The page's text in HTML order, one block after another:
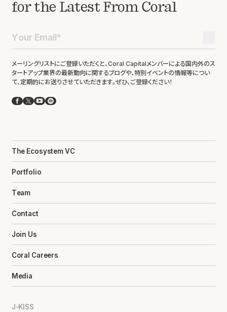
for the Latest From Coral
メーリングリストにご登録いただくと、Coral Capitalメンバーによる国内外のス
タートアップ業界の最新動向に関するブログや、特別イベントの情報等につい
て、定期的にお送りさせていただきます。ぜひ、ご登録ください！
Facebook
X YouTube
Spotify
The Ecosystem VC
Portfolio
Team
Contact
Join Us
Coral Careers
Media
J-KISS